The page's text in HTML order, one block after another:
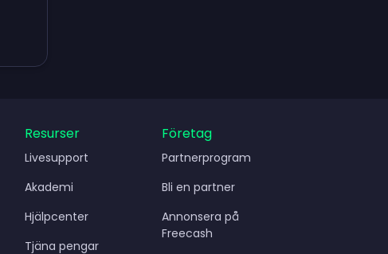
Resurser
Livesupport
Akademi
Hjälpcenter
Tjäna pengar
Företag
Partnerprogram
Bli en partner
Annonsera på
Freecash